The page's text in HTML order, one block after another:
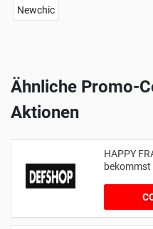
Newchic
Ähnliche Promo-
Aktionen
HAPPY
bekommst